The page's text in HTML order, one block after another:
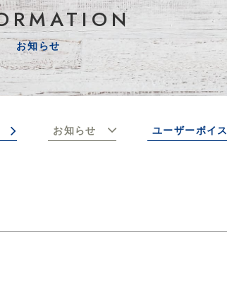
お知らせ
お知らせ ユーザーボイス